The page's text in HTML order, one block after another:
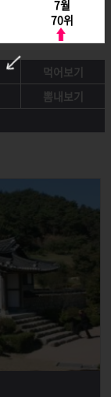
7월
70위
먹어보기
뽐내보기
7월
70위